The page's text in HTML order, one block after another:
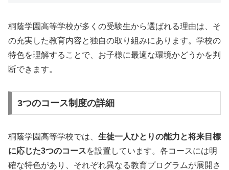
桐蔭学園高等学校が多くの受験生から選ばれる理由は、そ
の充実した教育内容と独自の取り組みにあります。学校の
特色を理解することで、お子様に最適な環境かどうかを判
断できます。
3つのコース制度の詳細
桐蔭学園高等学校では、 生徒一人ひとりの能力と将来目標
に応じた3つのコースを設置しています。各コースには明
確な特色があり、それぞれ異なる教育プログラムが展開さ